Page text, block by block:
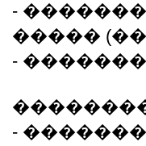
-
�����
-
-